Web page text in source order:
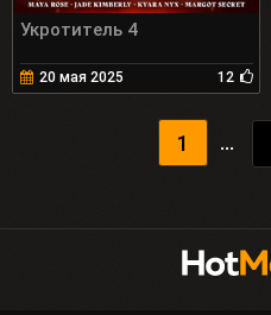
Укротитель 4
20 мая 2025 12
1 ...